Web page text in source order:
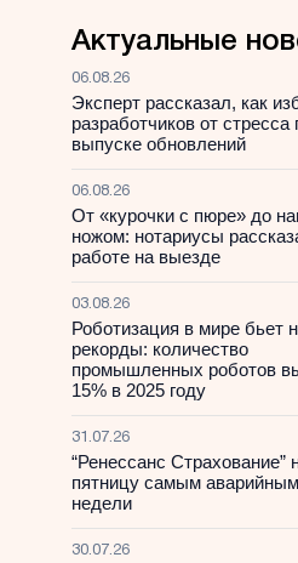
Актуальные
06.08.26
Эксперт рассказал, как
разработчиков от стресса
выпуске обновлений
06.08.26
От «курочки с пюре» до
ножом: нотариусы
работе на выезде
03.08.26
Роботизация в мире бьет
рекорды: количество
промышленных роботов
15% в 2025 году
31.07.26
“Ренессанс Страхование”
пятницу самым
недели
30.07.26